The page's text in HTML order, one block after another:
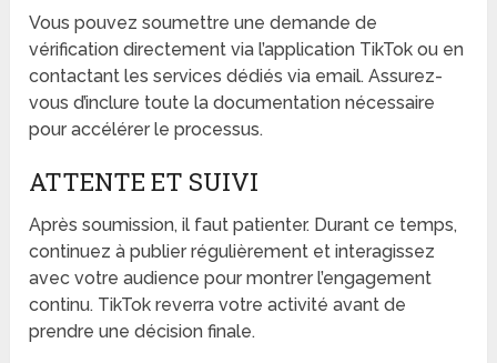
Vous pouvez soumettre une demande de
vérification directement via l’application TikTok ou en
contactant les services dédiés via email. Assurez-
vous d’inclure toute la documentation nécessaire
pour accélérer le processus.
ATTENTE ET SUIVI
Après soumission, il faut patienter. Durant ce temps,
continuez à publier régulièrement et interagissez
avec votre audience pour montrer l’engagement
continu. TikTok reverra votre activité avant de
prendre une décision finale.